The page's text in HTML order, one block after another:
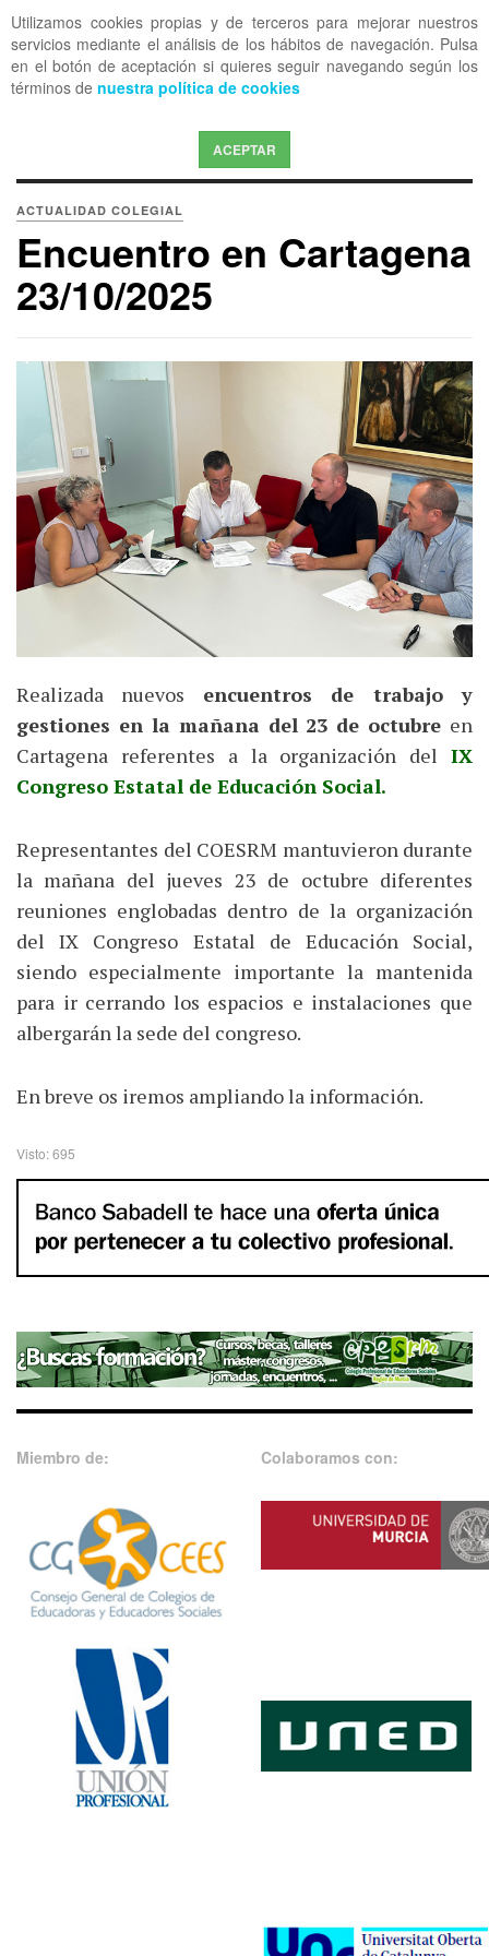
Utilizamos cookies propias y de terceros para mejorar nuestros
servicios mediante el análisis de los hábitos de navegación. Pulsa
en el botón de aceptación si quieres seguir navegando según los
términos de nuestra política de cookies
ACEPTAR
OFF CANVAS
ACTUALIDAD COLEGIAL
Encuentro en Cartagena
23/10/2025
Realizada nuevos encuentros de trabajo y
gestiones en la mañana del 23 de octubre en
Cartagena referentes a la organización del IX
Congreso Estatal de Educación Social.
Representantes del COESRM mantuvieron durante
la mañana del jueves 23 de octubre diferentes
reuniones englobadas dentro de la organización
del IX Congreso Estatal de Educación Social,
siendo especialmente importante la mantenida
para ir cerrando los espacios e instalaciones que
albergarán la sede del congreso.
En breve os iremos ampliando la información.
Visto: 695
Miembro de: Colaboramos con: